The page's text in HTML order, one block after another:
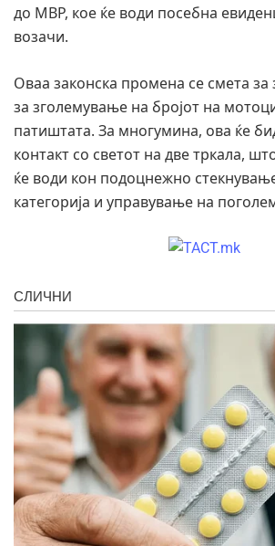
до МВР, кое ќе води посебна
возачи.
Оваа законска промена се смета за
за зголемување на бројот на
патиштата. За многумина, ова ќе
контакт со светот на две тркала,
ќе води кон подоцнежно
категорија и управување на